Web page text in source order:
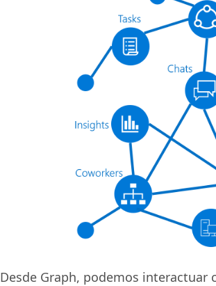
Desde Graph, podemos interactuar